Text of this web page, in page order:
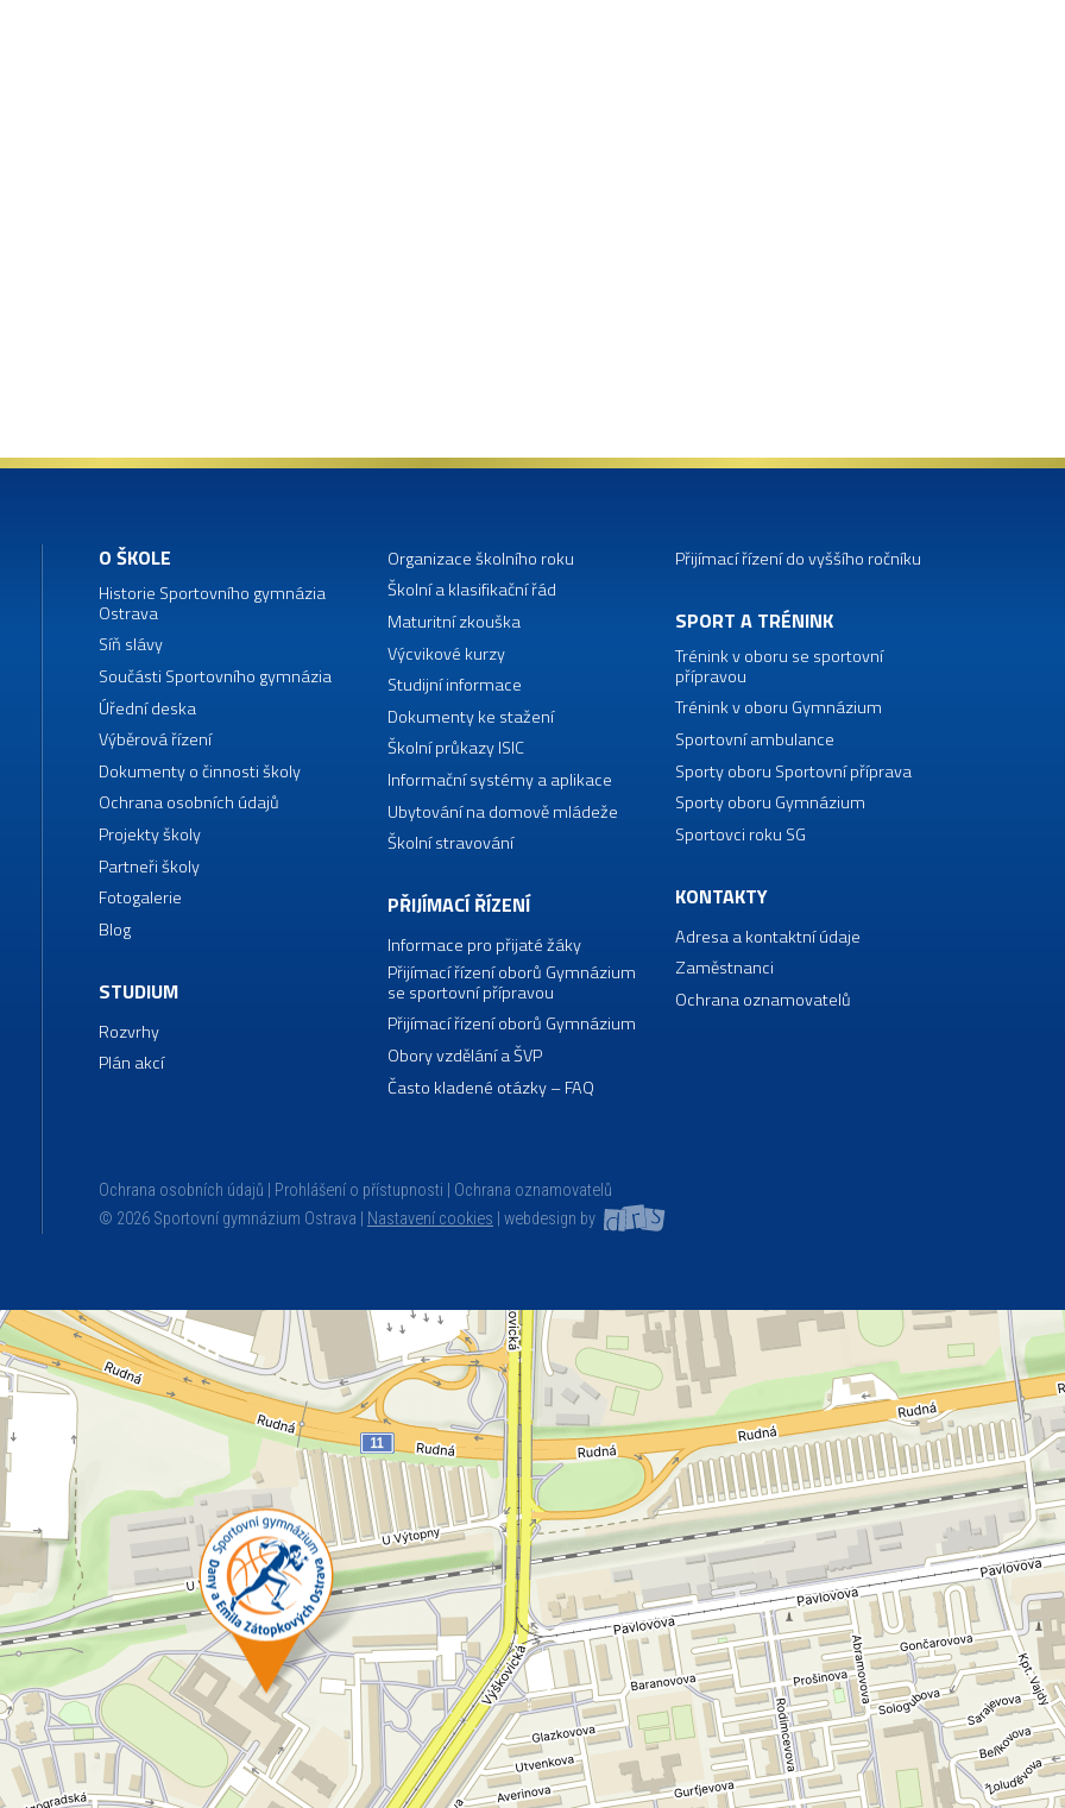
O ŠKOLE
Historie Sportovního gymnázia
Ostrava
Síň slávy
Součásti Sportovního gymnázia
Úřední deska
Výběrová řízení
Dokumenty o činnosti školy
Ochrana osobních údajů
Projekty školy
Partneři školy
Fotogalerie
Blog
STUDIUM
Rozvrhy
Plán akcí
Organizace školního roku
Školní a klasifikační řád
Maturitní zkouška
Výcvikové kurzy
Studijní informace
Dokumenty ke stažení
Školní průkazy ISIC
Informační systémy a aplikace
Ubytování na domově mládeže
Školní stravování
PŘIJÍMACÍ ŘÍZENÍ
Informace pro přijaté žáky
Přijímací řízení oborů Gymnázium
se sportovní přípravou
Přijímací řízení oborů Gymnázium
Obory vzdělání a ŠVP
Často kladené otázky – FAQ
Přijímací řízení do vyššího ročníku
SPORT A TRÉNINK
Trénink v oboru se sportovní
přípravou
Trénink v oboru Gymnázium
Sportovní ambulance
Sporty oboru Sportovní příprava
Sporty oboru Gymnázium
Sportovci roku SG
KONTAKTY
Adresa a kontaktní údaje
Zaměstnanci
Ochrana oznamovatelů
Ochrana osobních údajů Prohlášení o přístupnosti
Ochrana oznamovatelů
© 2026 Sportovní gymnázium Ostrava |
Nastavení cookies webdesign by